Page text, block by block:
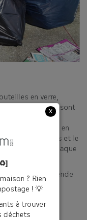
x
? Rien
! 💡
à trouver
déchets
en verre,
en tout genre sont
des points
sites propres et en
des communes et le
voire chaque
d’une amende